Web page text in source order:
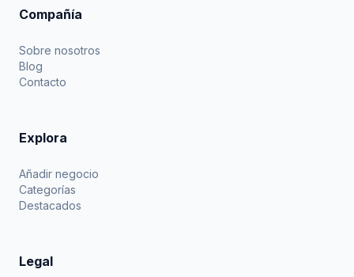
Compañía
Sobre nosotros
Blog
Contacto
Explora
Añadir negocio
Categorías
Destacados
Legal